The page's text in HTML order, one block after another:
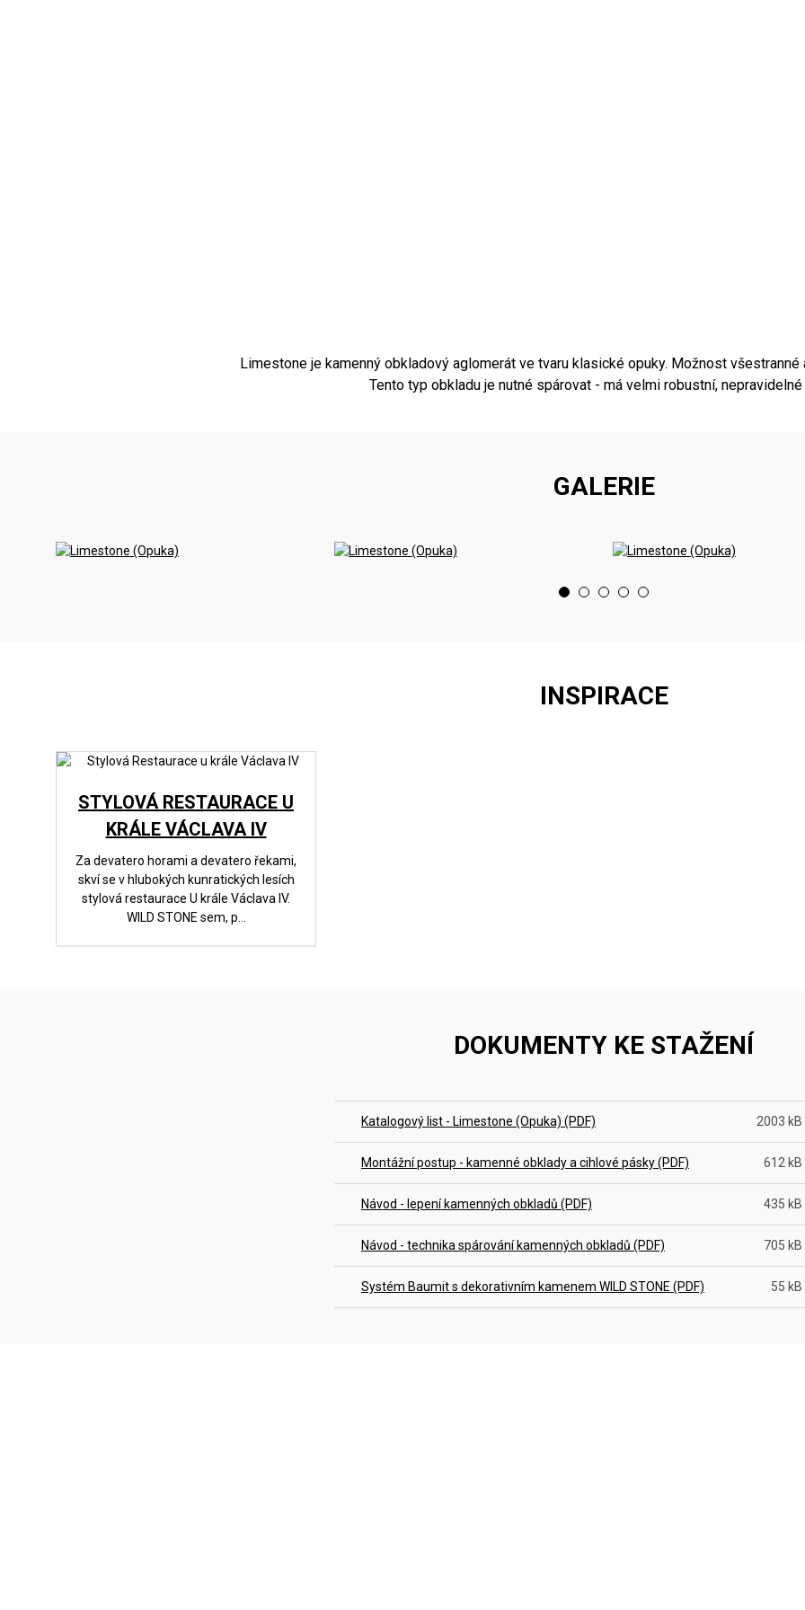
Limestone je kamenný obkladový aglomerát ve tvaru klasické opuky. Možnost
Tento typ obkladu je nutné spárovat - má velmi robustní, nepravidelné
GALERIE
INSPIRACE
STYLOVÁ RESTAURACE U
KRÁLE VÁCLAVA IV
Za devatero horami a devatero řekami,
skví se v hlubokých kunratických lesích
stylová restaurace U krále Václava IV.
WILD STONE sem, p...
DOKUMENTY KE STAŽENÍ
Katalogový list - Limestone (Opuka) (PDF) 2003 kB
Montážní postup - kamenné obklady a cihlové pásky (PDF) 612 kB
Návod - lepení kamenných obkladů (PDF) 435 kB
Návod - technika spárování kamenných obkladů (PDF) 705 kB
Systém Baumit s dekorativním kamenem WILD STONE (PDF) 55 kB